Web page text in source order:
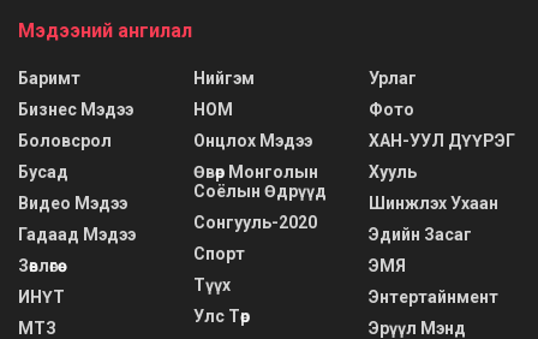
Мэдээний ангилал
Баримт
Бизнес Мэдээ
Боловсрол
Бусад
Видео Мэдээ
Гадаад Мэдээ
Зөвлөгөө
ИНҮТ
МТЗ
Нийгэм
НОМ
Онцлох Мэдээ
Өвөр Монголын
Соёлын Өдрүүд
Сонгууль-2020
Спорт
Түүх
Улс Төр
Урлаг
Фото
ХАН-УУЛ ДҮҮРЭГ
Хууль
Шинжлэх Ухаан
Эдийн Засаг
ЭМЯ
Энтертайнмент
Эрүүл Мэнд